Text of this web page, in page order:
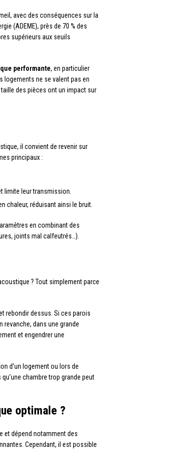
avec des conséquences sur la
(ADEME), près de 70 % des
supérieurs aux seuils
performante, en particulier
logements ne se valent pas en
des pièces ont un impact sur
il convient de revenir sur
principaux :
limite leur transmission.
chaleur, réduisant ainsi le bruit.
en combinant des
joints mal calfeutrés…).
? Tout simplement parce
rebondir dessus. Si ces parois
revanche, dans une grande
et engendrer une
d’un logement ou lors de
chambre trop grande peut
optimale ?
et dépend notamment des
Cependant, il est possible